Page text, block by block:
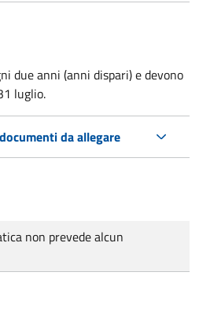
due anni (anni dispari) e devono
luglio.
da allegare
non prevede alcun